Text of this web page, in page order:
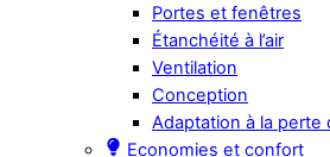
Portes et fenêtres
Étanchéité à l’air
Ventilation
Conception
Adaptation à la perte
Economies et confort